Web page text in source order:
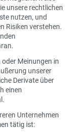
unsere rechtlichen
nutzen, und
Risiken verstehen.
Meinungen in
unserer
Derivate über
einen
Unternehmen
tätig ist: